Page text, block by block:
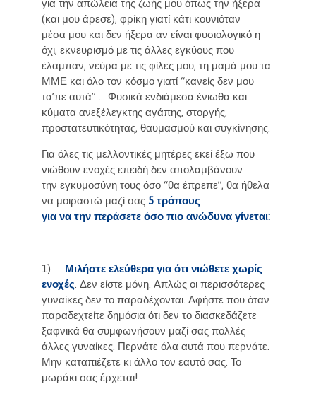
για την απώλεια της ζωής μου όπως την ήξερα
(και μου άρεσε), φρίκη γιατί κάτι κουνιόταν
μέσα μου και δεν ήξερα αν είναι φυσιολογικό η
όχι, εκνευρισμό με τις άλλες εγκύους που
έλαμπαν, νεύρα με τις φίλες μου, τη μαμά μου τα
ΜΜΕ και όλο τον κόσμο γιατί “κανείς δεν μου
τα’πε αυτά” … Φυσικά ενδιάμεσα ένιωθα και
κύματα ανεξέλεγκτης αγάπης, στοργής,
προστατευτικότητας, θαυμασμού και συγκίνησης.
Για όλες τις μελλοντικές μητέρες εκεί έξω που
νιώθουν ενοχές επειδή δεν απολαμβάνουν
την εγκυμοσύνη τους όσο “θα έπρεπε”, θα ήθελα
να μοιραστώ μαζί σας 5 τρόπους
για να την περάσετε όσο πιο ανώδυνα γίνεται:
1) Μιλήστε ελεύθερα για ότι νιώθετε χωρίς
ενοχές . Δεν είστε μόνη. Απλώς οι περισσότερες
γυναίκες δεν το παραδέχονται. Αφήστε που όταν
παραδεχτείτε δημόσια ότι δεν το διασκεδάζετε
ξαφνικά θα συμφωνήσουν μαζί σας πολλές
άλλες γυναίκες. Περνάτε όλα αυτά που περνάτε.
Μην καταπιέζετε κι άλλο τον εαυτό σας. Το
μωράκι σας έρχεται!